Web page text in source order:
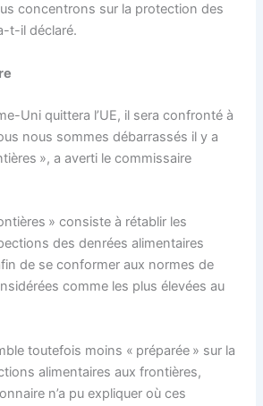
concentrons sur la protection des
t-il déclaré.
Uni quittera l’UE, il sera confronté à
nous sommes débarrassés il y a
», a averti le commissaire
» consiste à rétablir les
des denrées alimentaires
de se conformer aux normes de
comme les plus élevées au
toutefois moins « préparée » sur la
alimentaires aux frontières,
n’a pu expliquer où ces